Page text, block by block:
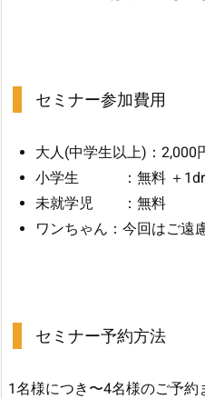
セミナー参加費用
大人(中学生以上)：2,000
小学生 ：無料 ＋
未就学児 ：無料
ワンちゃん：今回はご遠
セミナー予約方法
1名様につき〜4名様のご予